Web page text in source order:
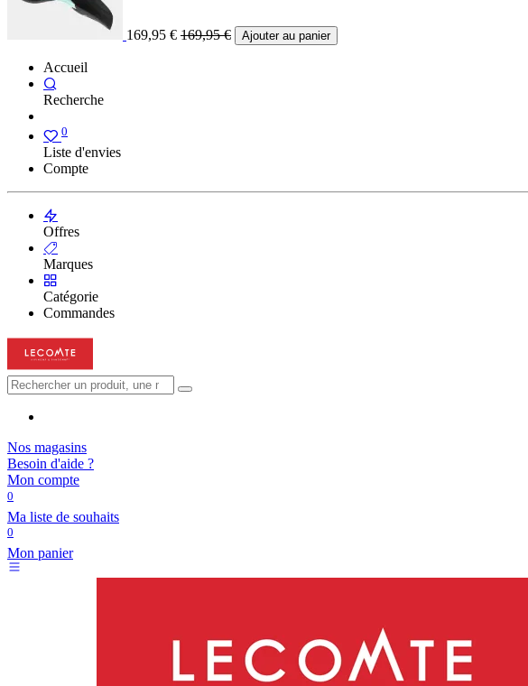
169,95 € 169,95€ Ajouter au panier
Accueil
Recherche
0
Liste d'envies
Compte
Offres
Marques
Catégorie
Commandes
Nos magasins
Besoin d'aide ?
Mon compte
0
Ma liste de souhaits
0
Mon panier